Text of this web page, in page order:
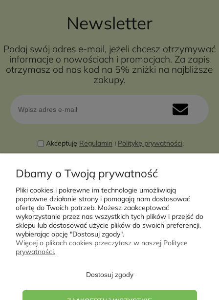
Newsletter
Podaj swój adres e-mail, jeżeli chcesz otrzymywać
informacje o nowościach i promocjach. Za zapis
otrzymasz od nas kod na 5% zniżki na najbliższe
zakupy.
Akceptuję Regulamin i Politykę prywatności.
Moje konto
Dbamy o Twoją prywatność
Pliki cookies i pokrewne im technologie umożliwiają
poprawne działanie strony i pomagają nam dostosować
ofertę do Twoich potrzeb. Możesz zaakceptować
wykorzystanie przez nas wszystkich tych plików i przejść do
sklepu lub dostosować użycie plików do swoich preferencji,
wybierając opcję "Dostosuj zgody".
Więcej o plikach cookies przeczytasz w naszej Polityce
prywatności.
Dostosuj zgody